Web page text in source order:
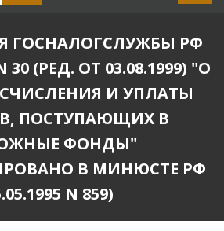
ГОСНАЛОГСЛУЖБЫ РФ
30 (РЕД. ОТ 03.08.1999) "О
И УПЛАТЫ
ПОСТУПАЮЩИХ В
ФОНДЫ"
В МИНЮСТЕ РФ
N 859)